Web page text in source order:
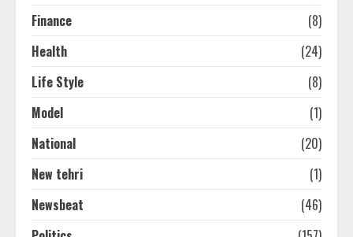
Finance
(8)
Health
(24)
Life Style
(8)
Model
(1)
National
(20)
New tehri
(1)
Newsbeat
(46)